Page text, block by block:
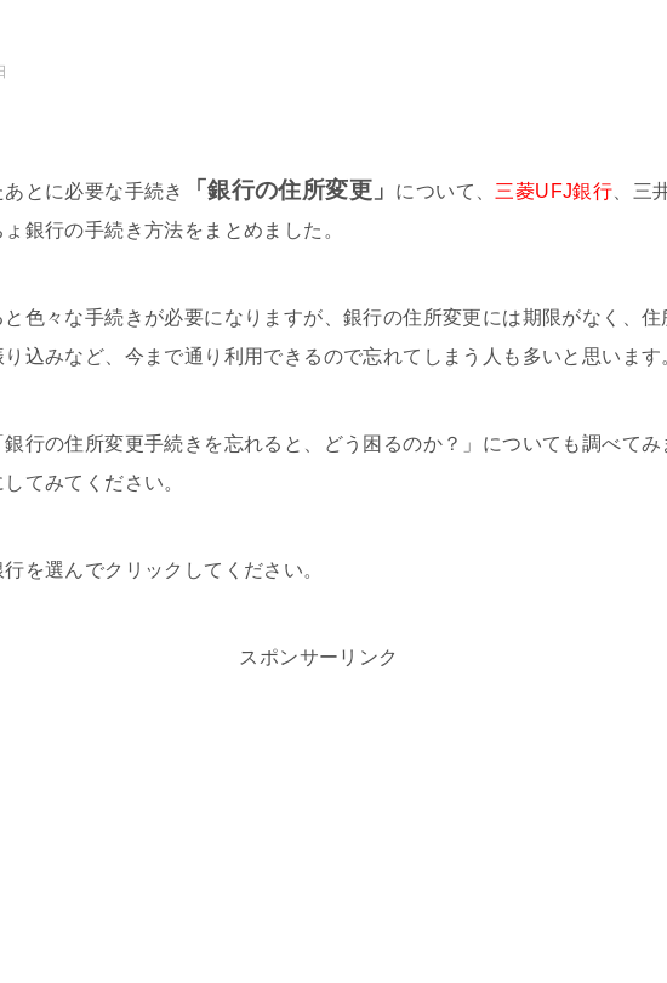
とに必要な手続き 「銀行の住所変更」 について、 三菱UFJ銀行 三
ょ銀行の手続き方法をまとめました。
色々な手続きが必要になりますが、銀行の住所変更には期限がなく、住
込みなど、今まで通り利用できるので忘れてしまう人も多いと思います
行の住所変更手続きを忘れると、どう困るのか？」についても調べてみ
てみてください。
を選んでクリックしてください。
スポンサーリンク